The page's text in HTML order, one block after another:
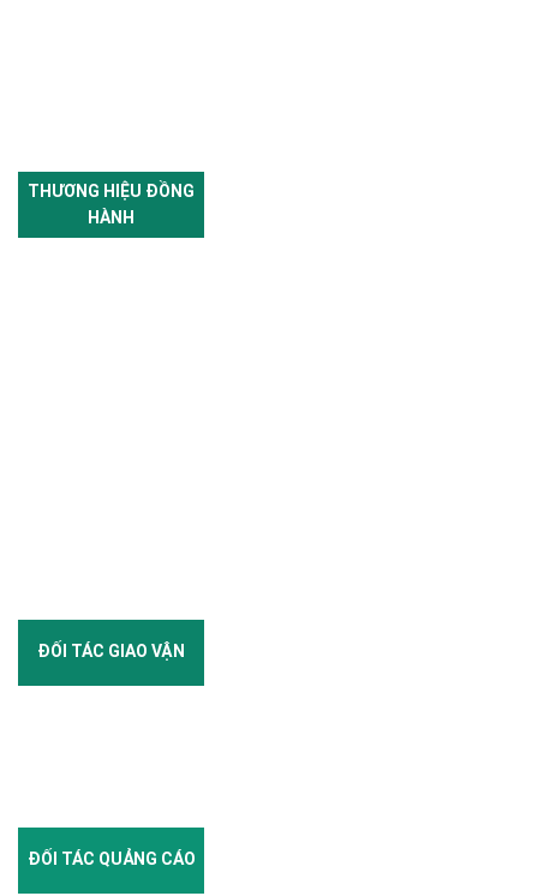
THƯƠNG HIỆU ĐỒNG
HÀNH
ĐỐI TÁC GIAO VẬN
ĐỐI TÁC QUẢNG CÁO